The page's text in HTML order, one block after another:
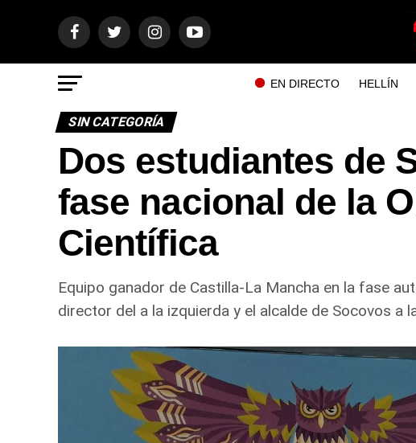
EN DIRECTO HELLÍN
SIN CATEGORÍA
Dos estudiantes de
fase nacional de la
Científica
Equipo ganador de Castilla-La Mancha en la fase
director del a la izquierda y el alcalde de Socovos a